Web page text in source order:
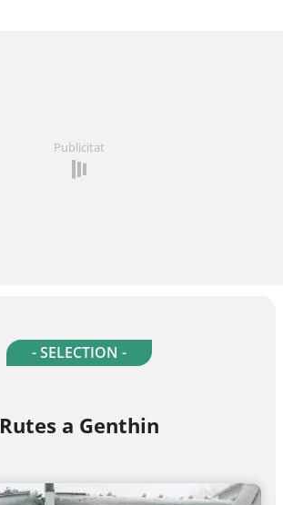
Publicitat
- SELECTION -
Rutes a Genthin